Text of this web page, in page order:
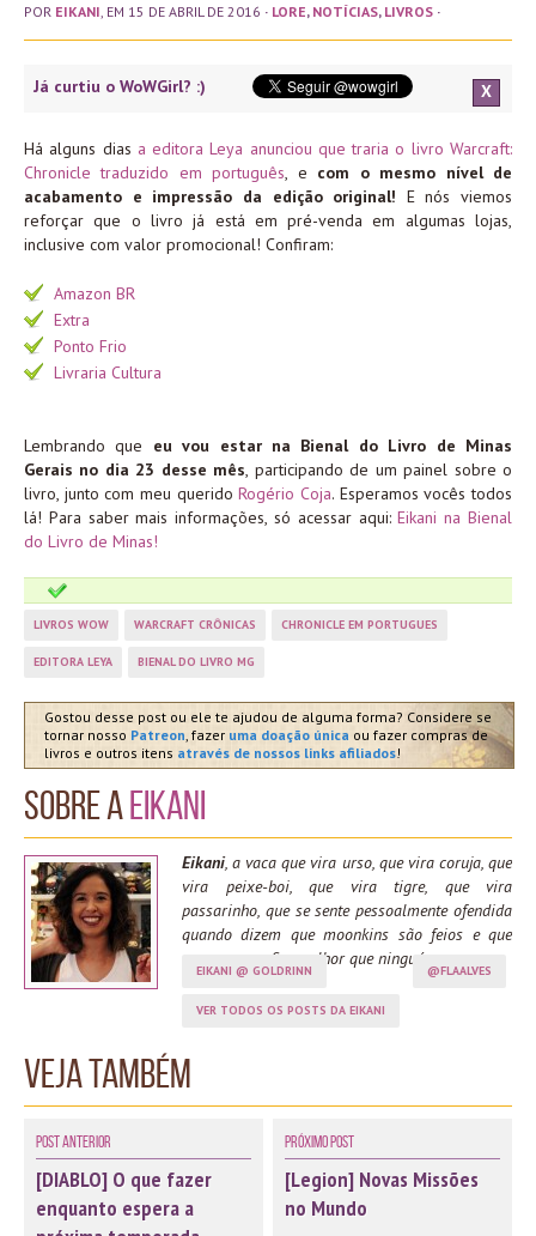
POR EIKANI , EM 15 DE ABRIL DE 2016 · LORE, NOTÍCIAS, LIVROS ·
Já curtiu o WoWGirl? :) X
Há alguns dias a editora Leya anunciou que traria o livro Warcraft:
Chronicle traduzido em português, e com o mesmo nível de
acabamento e impressão da edição original! E nós viemos
reforçar que o livro já está em pré-venda em algumas lojas,
inclusive com valor promocional! Confiram:
Amazon BR
Extra
Ponto Frio
Livraria Cultura
Lembrando que eu vou estar na Bienal do Livro de Minas
Gerais no dia 23 desse mês, participando de um painel sobre o
livro, junto com meu queridoRogério Coja. Esperamos vocês todos
lá! Para saber mais informações, só acessar aqui:Eikani na Bienal
do Livro de Minas!
LIVROS WOW WARCRAFT CRÔNICAS CHRONICLE EM PORTUGUES
EDITORA LEYA BIENAL DO LIVRO MG
Gostou desse post ou ele te ajudou de alguma forma? Considere se
tornar nosso Patreon, fazer uma doação única ou fazer compras de
livros e outros itens através de nossos links afiliados!
Sobre aEikani
Eikani, a vaca que vira urso, que vira coruja, que
vira peixe-boi, que vira tigre, que vira
passarinho, que se sente pessoalmente ofendida
quando dizem que moonkins são feios e que
spama moonfire melhor que ninguém.
EIKANI @ GOLDRINN @FLAALVES
VER TODOS OS POSTS DA EIKANI
Veja também
Post Anterior
[DIABLO] O que fazer
enquanto espera a
Próximo Post
[Legion] Novas Missões
no Mundo